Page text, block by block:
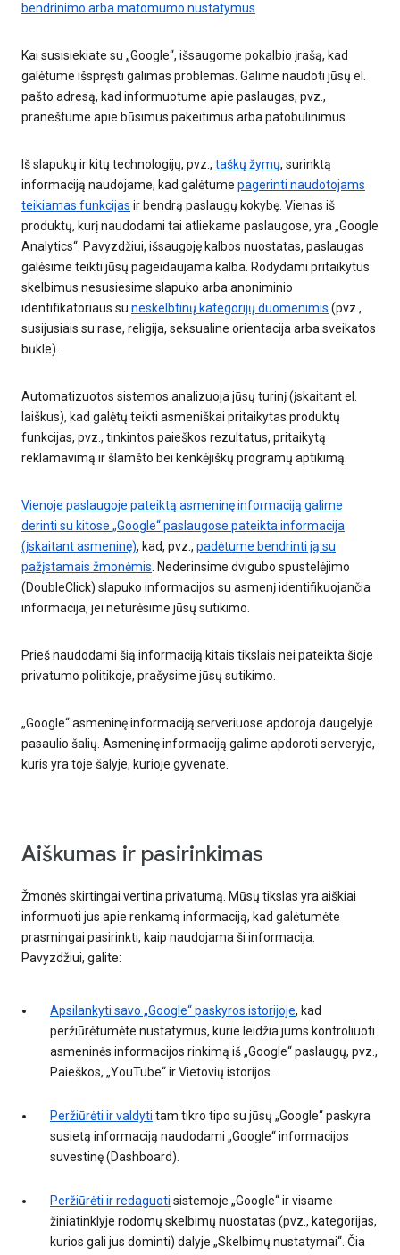
bendrinimo arba matomumo nustatymus.
Kai susisiekiate su „Google“, išsaugome pokalbio įrašą, kad
galėtume išspręsti galimas problemas. Galime naudoti jūsų el.
pašto adresą, kad informuotume apie paslaugas, pvz.,
praneštume apie būsimus pakeitimus arba patobulinimus.
Iš slapukų ir kitų technologijų, pvz., taškų žymų, surinktą
informaciją naudojame, kad galėtume pagerinti naudotojams
teikiamas funkcijas ir bendrą paslaugų kokybę. Vienas iš
produktų, kurį naudodami tai atliekame paslaugose, yra „Google
Analytics“. Pavyzdžiui, išsaugoję kalbos nuostatas, paslaugas
galėsime teikti jūsų pageidaujama kalba. Rodydami pritaikytus
skelbimus nesusiesime slapuko arba anoniminio
identifikatoriaus su neskelbtinų kategorijų duomenimis (pvz.,
susijusiais su rase, religija, seksualine orientacija arba sveikatos
būkle).
Automatizuotos sistemos analizuoja jūsų turinį (įskaitant el.
laiškus), kad galėtų teikti asmeniškai pritaikytas produktų
funkcijas, pvz., tinkintos paieškos rezultatus, pritaikytą
reklamavimą ir šlamšto bei kenkėjiškų programų aptikimą.
Vienoje paslaugoje pateiktą asmeninę informaciją galime
derinti su kitose „Google“ paslaugose pateikta informacija
(įskaitant asmeninę), kad, pvz., padėtume bendrinti ją su
pažįstamais žmonėmis. Nederinsime dvigubo spustelėjimo
(DoubleClick) slapuko informacijos su asmenį identifikuojančia
informacija, jei neturėsime jūsų sutikimo.
Prieš naudodami šią informaciją kitais tikslais nei pateikta šioje
privatumo politikoje, prašysime jūsų sutikimo.
„Google“ asmeninę informaciją serveriuose apdoroja daugelyje
pasaulio šalių. Asmeninę informaciją galime apdoroti serveryje,
kuris yra toje šalyje, kurioje gyvenate.
Aiškumas ir pasirinkimas
Žmonės skirtingai vertina privatumą. Mūsų tikslas yra aiškiai
informuoti jus apie renkamą informaciją, kad galėtumėte
prasmingai pasirinkti, kaip naudojama ši informacija.
Pavyzdžiui, galite:
Apsilankyti savo „Google“ paskyros istorijoje, kad
peržiūrėtumėte nustatymus, kurie leidžia jums kontroliuoti
asmeninės informacijos rinkimą iš „Google“ paslaugų, pvz.,
Paieškos, „YouTube“ ir Vietovių istorijos.
Peržiūrėti ir valdyti tam tikro tipo su jūsų „Google“ paskyra
susietą informaciją naudodami „Google“ informacijos
suvestinę (Dashboard).
Peržiūrėti ir redaguoti sistemoje „Google“ ir visame
žiniatinklyje rodomų skelbimų nuostatas (pvz., kategorijas,
kurios gali jus dominti) dalyje „Skelbimų nustatymai“. Čia